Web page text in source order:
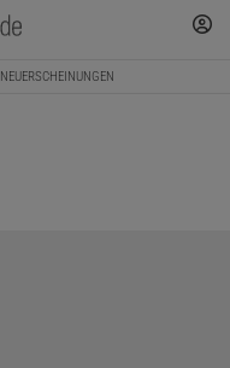
NEUERSCHEINUNGEN